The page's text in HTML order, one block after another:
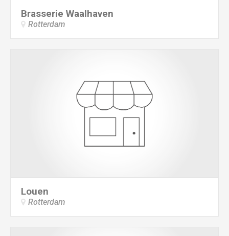
Brasserie Waalhaven
Rotterdam
Louen
Rotterdam